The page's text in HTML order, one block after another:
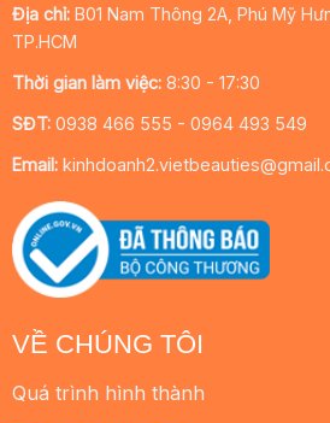
VỀ CHÚNG TÔI
Quá trình hình thành
Địa chỉ: B01 Nam Thông 2A, Phú Mỹ
TP.HCM
Thời gian làm việc:8:30 - 17:30
SĐT:0938 466 555 - 0964 493 549
Email: